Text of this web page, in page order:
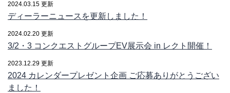
2024.03.15 更新
ディーラーニュースを更新しました！
2024.02.20 更新
3/2・3 コンクエストグループEV展示会 in レクト開催！
2023.12.29 更新
2024 カレンダープレゼント企画 ご応募ありがとうござい
ました！